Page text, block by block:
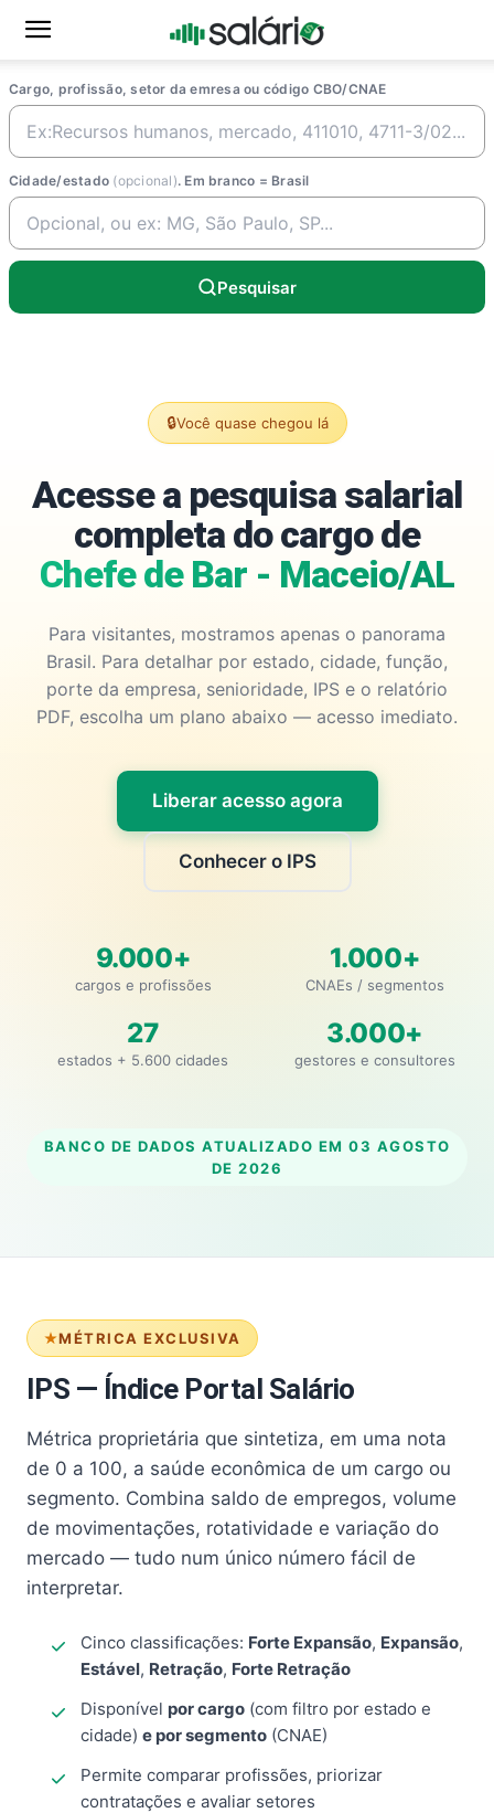
Cargo, profissão, setor da emresa ou código CBO/CNAE
Cidade/estado (opcional). Em branco = Brasil
Pesquisar
🔒Você quase chegou lá
Acesse a pesquisa salarial
completa do cargo de
Chefe de Bar - Maceio/AL
Para visitantes, mostramos apenas o panorama
Brasil. Para detalhar por estado, cidade, função,
porte da empresa, senioridade, IPS e o relatório
PDF, escolha um plano abaixo — acesso imediato.
Liberar acesso agora
Conhecer o IPS
9.000+
cargos e profissões
1.000+
CNAEs / segmentos
27
estados + 5.600 cidades
3.000+
gestores e consultores
BANCO DE DADOS ATUALIZADO EM 03 AGOSTO
DE 2026
MÉTRICA EXCLUSIVA
IPS — Índice Portal Salário
Métrica proprietária que sintetiza, em uma nota
de 0 a 100, a saúde econômica de um cargo ou
segmento. Combina saldo de empregos, volume
de movimentações, rotatividade e variação do
mercado — tudo num único número fácil de
interpretar.
Cinco classificações: Forte Expansão, Expansão,
Estável, Retração, Forte Retração
Disponível por cargo (com filtro por estado e
cidade) e por segmento (CNAE)
Permite comparar profissões, priorizar
contratações e avaliar setores